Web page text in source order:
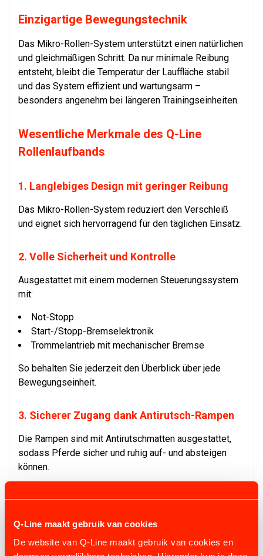
Q-Line maakt gebruik van cookies
De website van Q-Line maakt gebruik van cookies en
Einzigartige Bewegungstechnik
Das Mikro-Rollen-System unterstützt einen natürlichen
und gleichmäßigen Schritt. Da nur minimale Reibung
entsteht, bleibt die Temperatur der Lauffläche stabil
und das System effizient und wartungsarm –
besonders angenehm bei längeren Trainingseinheiten.
Wesentliche Merkmale des Q-Line
Rollenlaufbands
1. Langlebiges Design mit geringer Reibung
Das Mikro-Rollen-System reduziert den Verschleiß
und eignet sich hervorragend für den täglichen Einsatz.
2. Volle Sicherheit und Kontrolle
Ausgestattet mit einem modernen Steuerungssystem
mit:
Not-Stopp
Start-/Stopp-Bremselektronik
Trommelantrieb mit mechanischer Bremse
So behalten Sie jederzeit den Überblick über jede
Bewegungseinheit.
3. Sicherer Zugang dank Antirutsch-Rampen
Die Rampen sind mit Antirutschmatten ausgestattet,
sodass Pferde sicher und ruhig auf- und absteigen
können.
4. Optimale Sicht und Schutz
Zwei robuste, transparente Seitenwände aus
unzerbrechlichem Carbonat schaffen einen sicheren,
offenen Trainingsraum, ohne dass sich das Pferd